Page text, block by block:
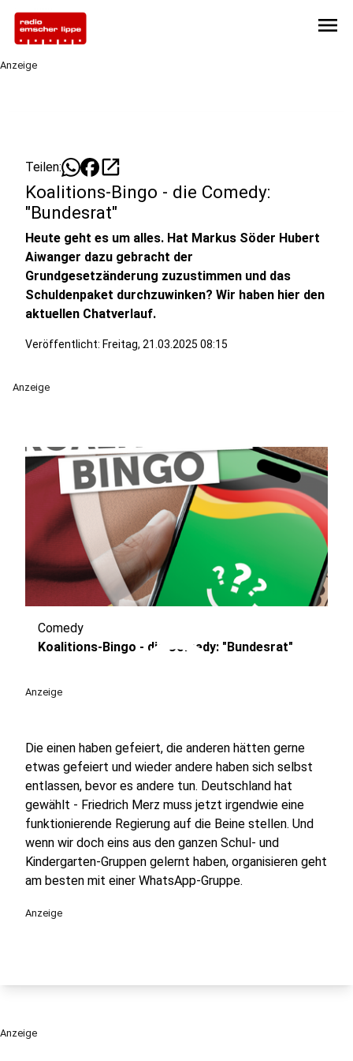
menu
Anzeige
Teilen: open_in_new
Koalitions-Bingo - die Comedy:
"Bundesrat"
Heute geht es um alles. Hat Markus Söder Hubert
Aiwanger dazu gebracht der
Grundgesetzänderung zuzustimmen und das
Schuldenpaket durchzuwinken? Wir haben hier den
aktuellen Chatverlauf.
Veröffentlicht: Freitag, 21.03.2025 08:15
Anzeige
play_circle
Comedy
Koalitions-Bingo - die Comedy: "Bundesrat"
Anzeige
Die einen haben gefeiert, die anderen hätten gerne
etwas gefeiert und wieder andere haben sich selbst
entlassen, bevor es andere tun. Deutschland hat
gewählt - Friedrich Merz muss jetzt irgendwie eine
funktionierende Regierung auf die Beine stellen. Und
wenn wir doch eins aus den ganzen Schul- und
Kindergarten-Gruppen gelernt haben, organisieren geht
am besten mit einer WhatsApp-Gruppe.
Anzeige
Anzeige